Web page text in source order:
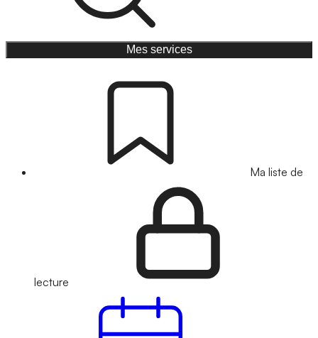
Mes services
Ma liste de
lecture